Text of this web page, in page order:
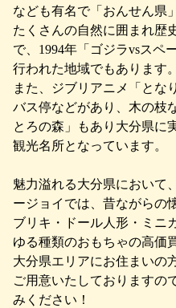
なども有名で「おんせん県
たくさんの自然に囲まれ歴
で、1994年「ゴジラvsスペ
行われた地域でもあります。
また、ジブリアニメ「とな
バス停などがあり、木の枝
とろの森」もあり大分県に
観光名所となっています。
魅力溢れる大分県において
ージョイでは、昔ながらの
ブリキ・ドール人形・ミニ
ゆる種類のおもちゃの高価
大分県エリアにお住まいの
ご用意いたしておりますの
みください！